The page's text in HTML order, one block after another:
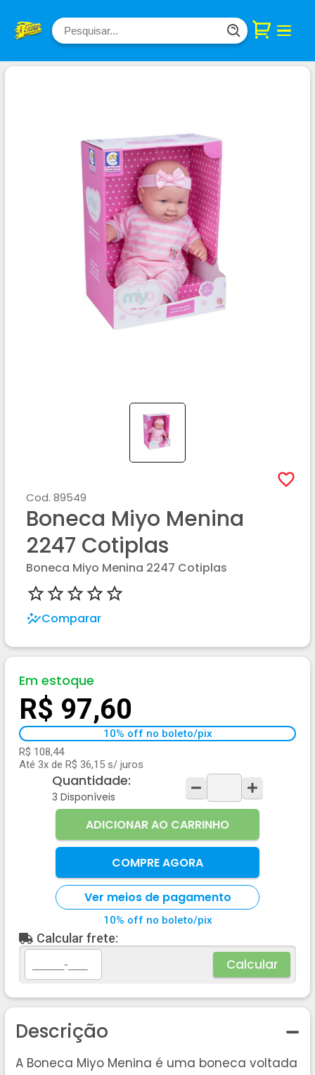
Cod. 89549
Boneca Miyo Menina
2247 Cotiplas
Boneca Miyo Menina 2247 Cotiplas
Comparar
Em estoque
R$ 97,60
10% off no boleto/pix
R$ 108,44
Até 3x de R$ 36,15 s/ juros
Quantidade:
3 Disponíveis
ADICIONAR AO CARRINHO
COMPRE AGORA
Ver meios de pagamento
10% off no boleto/pix
Calcular frete:
Calcular
Descrição
A Boneca Miyo Menina é uma boneca voltada